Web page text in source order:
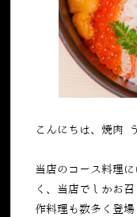
こんにちは、焼肉
当店のコース料理
く、当店でしかお
作料理も数多く登